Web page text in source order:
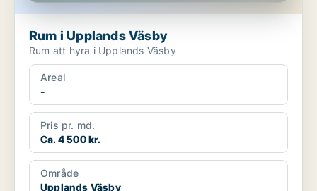
Rum i Upplands Väsby
Rum att hyra i Upplands Väsby
Areal
-
Pris pr. md.
Ca. 4 500 kr.
Område
Upplands Väsby